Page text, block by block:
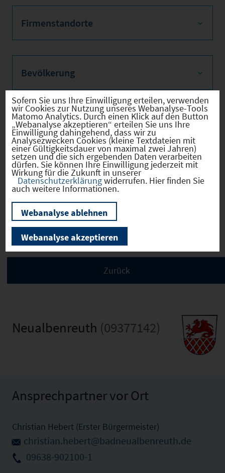
Firmenstandorte
Bevölkerung
Sozialvers. Beschäftigte
Verkehrsinfrastruktur
Kommunale Infrastruktur
Neualbenreuth (09377142)
Ansprechpartner vor Ort
Christian Hebert (Erster Bürgermeister)
christian.hebert@badneualbenreuth.de
09638-902100-1
Sofern Sie uns Ihre Einwilligung erteilen, verwenden
wir Cookies zur Nutzung unseres Webanalyse-Tools
Matomo Analytics. Durch einen Klick auf den Button
„Webanalyse akzeptieren“ erteilen Sie uns Ihre
Einwilligung dahingehend, dass wir zu
Analysezwecken Cookies (kleine Textdateien mit
einer Gültigkeitsdauer von maximal zwei Jahren)
setzen und die sich ergebenden Daten verarbeiten
dürfen. Sie können Ihre Einwilligung jederzeit mit
Wirkung für die Zukunft in unserer
Datenschutzerklärungwiderrufen. Hier finden Sie
auch weitere Informationen.
Webanalyse ablehnen
Webanalyse akzeptieren